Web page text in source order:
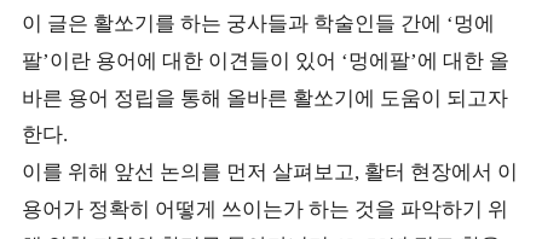
이 글은 활쏘기를 하는 궁사들과 학술인들 간에 ‘멍에
팔’이란 용어에 대한 이견들이 있어 ‘멍에팔’에 대한 올
바른 용어 정립을 통해 올바른 활쏘기에 도움이 되고자
한다.
이를 위해 앞선 논의를 먼저 살펴보고, 활터 현장에서 이
용어가 정확히 어떻게 쓰이는가 하는 것을 파악하기 위